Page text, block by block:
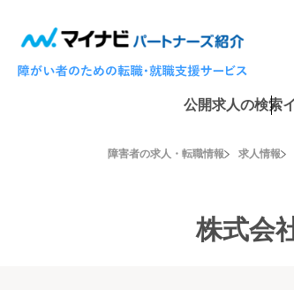
公開求人の検索
障害者の求人・転職情報 求人情報
株式会